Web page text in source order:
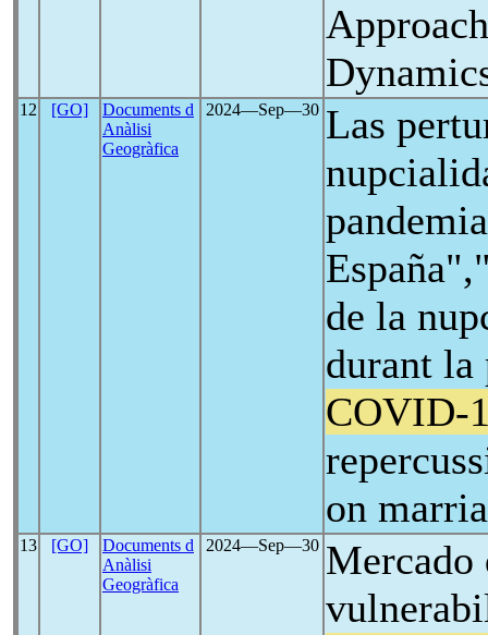
12 [GO]
Documents d
Anàlisi
Geogràfica
2024―Sep―30 Las
de la
durant la
COVID-
on
13 [GO]
Documents d
Anàlisi
Geogràfica
2024―Sep―30 Mercado